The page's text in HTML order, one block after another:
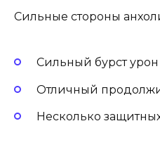
Сильные стороны
Сильный бурст урон
Отличный
Несколько